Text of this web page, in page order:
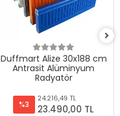
Duffmart Alize 30x188 cm
Antrasit Alüminyum
Radyatör
%3
24.216,49 TL
23.490,00 TL